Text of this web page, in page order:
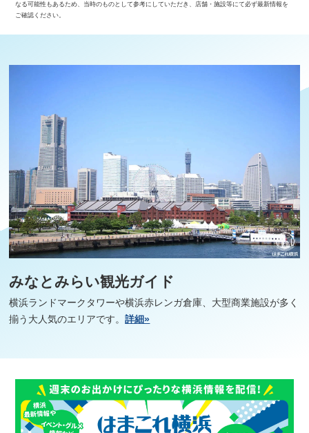
なる可能性もあるため、当時のものとして参考にしていただき、店舗・施設等にて必ず最新情報を
ご確認ください。
みなとみらい観光ガイド
横浜ランドマークタワーや横浜赤レンガ倉庫、大型商業施設が多く
揃う大人気のエリアです。詳細»